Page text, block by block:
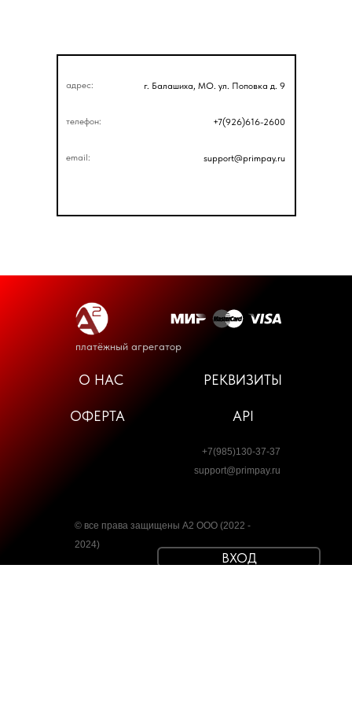
телефон: +7(926)616-2600
email: support@primpay.ru
адрес: г. Балашиха, МО. ул. Поповка д. 9
© все права защищены А2 ООО (2022 -
2024)
+7(985)130-37-37
support@primpay.ru
платёжный агрегатор
ОФЕРТА API
РЕКВИЗИТЫ
О НАС
ВХОД